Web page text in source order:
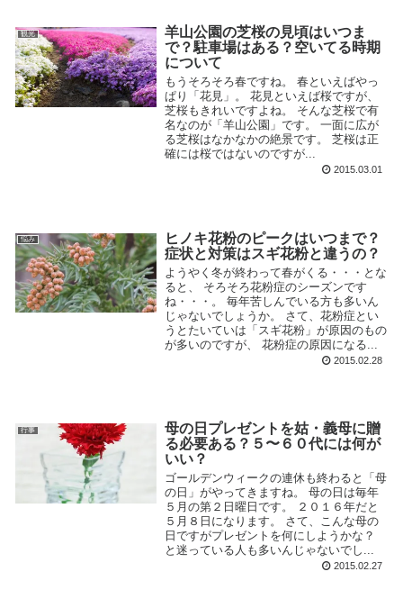
観光
羊山公園の芝桜の見頃はいつま
で？駐車場はある？空いてる時期
について
もうそろそろ春ですね。 春といえばやっ
ぱり「花見」。 花見といえば桜ですが、
芝桜もきれいですよね。 そんな芝桜で有
名なのが「羊山公園」です。 一面に広が
る芝桜はなかなかの絶景です。 芝桜は正
確には桜ではないのですが...
2015.03.01
悩み
ヒノキ花粉のピークはいつまで？
症状と対策はスギ花粉と違うの？
ようやく冬が終わって春がくる・・・とな
ると、 そろそろ花粉症のシーズンです
ね・・・。 毎年苦しんでいる方も多いん
じゃないでしょうか。 さて、花粉症とい
うとたいていは「スギ花粉」が原因のもの
が多いのですが、 花粉症の原因になる...
2015.02.28
行事
母の日プレゼントを姑・義母に贈
る必要ある？５〜６０代には何が
いい？
ゴールデンウィークの連休も終わると「母
の日」がやってきますね。 母の日は毎年
５月の第２日曜日です。 ２０１６年だと
５月８日になります。 さて、こんな母の
日ですがプレゼントを何にしようかな？
と迷っている人も多いんじゃないでし...
2015.02.27